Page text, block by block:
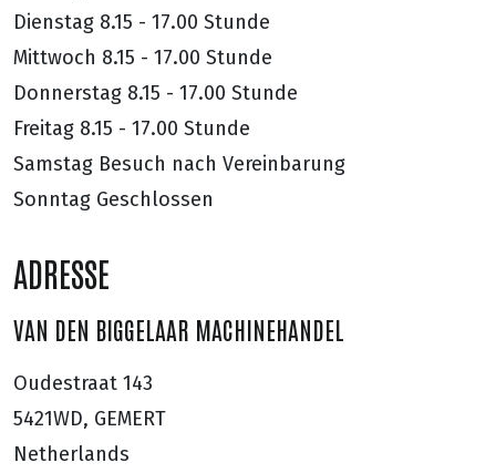
Dienstag 8.15 - 17.00 Stunde
Mittwoch 8.15 - 17.00 Stunde
Donnerstag 8.15 - 17.00 Stunde
Freitag 8.15 - 17.00 Stunde
Samstag Besuch nach Vereinbarung
Sonntag Geschlossen
ADRESSE
VAN DEN BIGGELAAR MACHINEHANDEL
Oudestraat 143
5421WD, GEMERT
Netherlands